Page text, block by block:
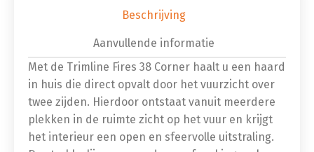
Beschrijving
Aanvullende informatie
Met de Trimline Fires 38 Corner haalt u een haard
in huis die direct opvalt door het vuurzicht over
twee zijden. Hierdoor ontstaat vanuit meerdere
plekken in de ruimte zicht op het vuur en krijgt
het interieur een open en sfeervolle uitstraling.